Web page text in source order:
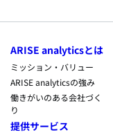
ARISE analyticsとは
ミッション・バリュー
ARISE analyticsの強み
働きがいのある会社づく
り
提供サービス